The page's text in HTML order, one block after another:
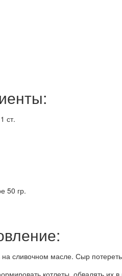
ст.
50 гр.
на сливочном масле. Сыр